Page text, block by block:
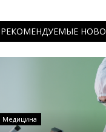
РЕКОМЕНДУЕМЫЕ
Медицина